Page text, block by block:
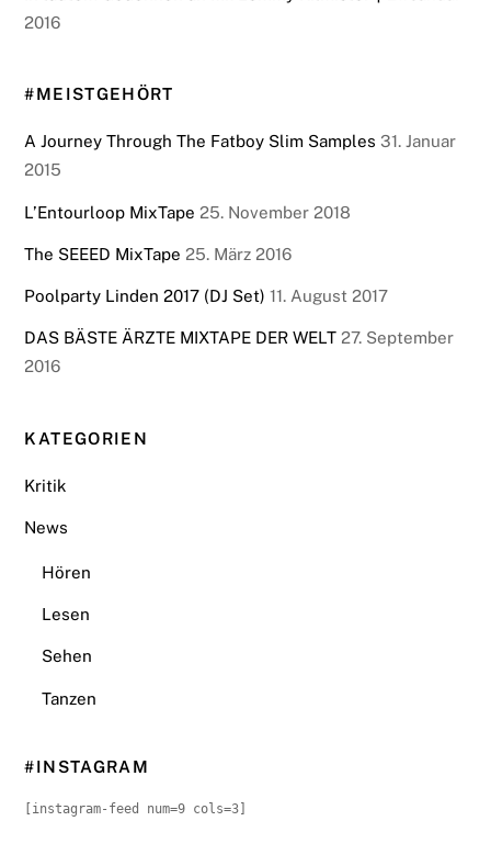
2016
#MEISTGEHÖRT
A Journey Through The Fatboy Slim Samples 31. Januar
2015
L’Entourloop MixTape 25. November 2018
The SEEED MixTape 25. März 2016
Poolparty Linden 2017 (DJ Set) 11. August 2017
DAS BÄSTE ÄRZTE MIXTAPE DER WELT 27. September
2016
KATEGORIEN
Kritik
News
Hören
Lesen
Sehen
Tanzen
#INSTAGRAM
[instagram-feed num=9 cols=3]